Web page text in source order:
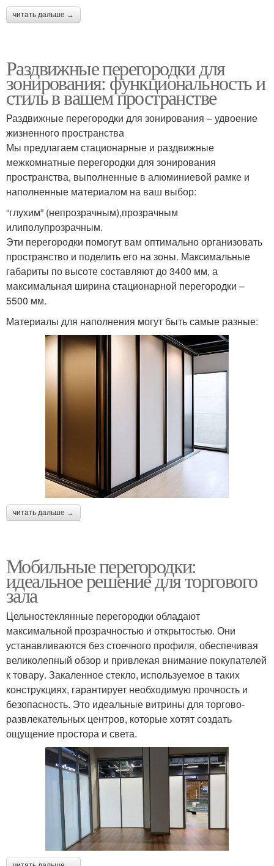
читать дальше →
Раздвижные перегородки для
зонирования: функциональность и
стиль в вашем пространстве
Раздвижные перегородки для зонирования – удвоение
жизненного пространства
Мы предлагаем стационарные и раздвижные
межкомнатные перегородки для зонирования
пространства, выполненные в алюминиевой рамке и
наполненные материалом на ваш выбор:
“глухим” (непрозрачным),прозрачным
илиполупрозрачным.
Эти перегородки помогут вам оптимально организовать
пространство и поделить его на зоны. Максимальные
габариты по высоте составляют до 3400 мм, а
максимальная ширина стационарной перегородки –
5500 мм.
Материалы для наполнения могут быть самые разные:
читать дальше →
Мобильные перегородки:
идеальное решение для торгового
зала
Цельностеклянные перегородки обладают
максимальной прозрачностью и открытостью. Они
устанавливаются без стоечного профиля, обеспечивая
великолепный обзор и привлекая внимание покупателей
к товару. Закаленное стекло, используемое в таких
конструкциях, гарантирует необходимую прочность и
безопасность. Это идеальные витрины для торгово-
развлекательных центров, которые хотят создать
ощущение простора и света.